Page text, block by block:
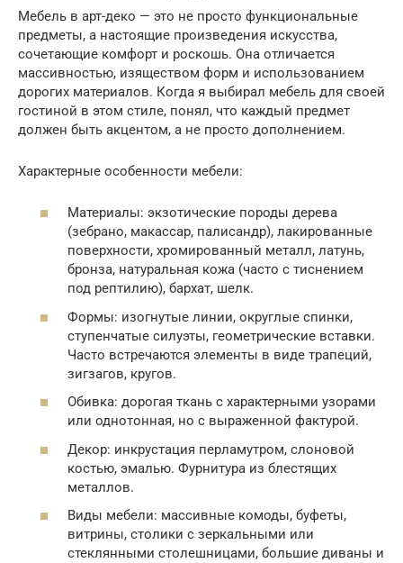
Мебель в арт-деко — это не просто функциональные
предметы, а настоящие произведения искусства,
сочетающие комфорт и роскошь. Она отличается
массивностью, изяществом форм и использованием
дорогих материалов. Когда я выбирал мебель для своей
гостиной в этом стиле, понял, что каждый предмет
должен быть акцентом, а не просто дополнением.
Характерные особенности мебели:
Материалы: экзотические породы дерева
(зебрано, макассар, палисандр), лакированные
поверхности, хромированный металл, латунь,
бронза, натуральная кожа (часто с тиснением
под рептилию), бархат, шелк.
Формы: изогнутые линии, округлые спинки,
ступенчатые силуэты, геометрические вставки.
Часто встречаются элементы в виде трапеций,
зигзагов, кругов.
Обивка: дорогая ткань с характерными узорами
или однотонная, но с выраженной фактурой.
Декор: инкрустация перламутром, слоновой
костью, эмалью. Фурнитура из блестящих
металлов.
Виды мебели: массивные комоды, буфеты,
витрины, столики с зеркальными или
стеклянными столешницами, большие диваны и